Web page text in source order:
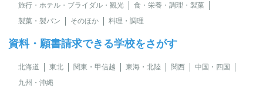
旅行・ホテル・ブライダル・観光
食・栄養・調理・製菓
製菓・製パン
そのほか 料理・調理
資料・願書請求できる学校をさがす
北海道 東北 関東・甲信越 東海・北陸 関西
中国・四国
九州・沖縄